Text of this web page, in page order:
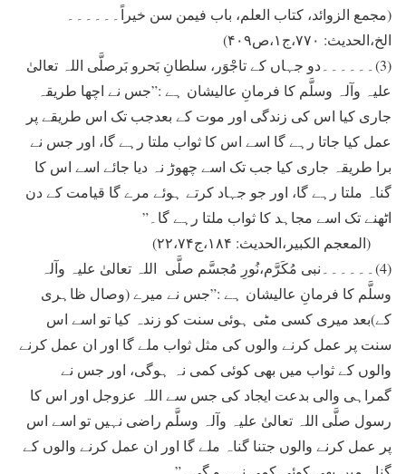
(مجمع الزوائد، کتاب العلم، باب فیمن سن خیراً۔۔۔۔۔۔
الخ،الحدیث: ۷۷۰،ج۱،ص۴۰۹)
(3)۔۔۔۔۔۔دو جہاں کے تاجْوَر، سلطانِ بَحرو بَرصلَّی اللہ تعالیٰ
علیہ وآلہ وسلَّم کا فرمانِ عالیشان ہے :”جس نے اچھا طریقہ
جاری کیا اس کی زندگی اور موت کے بعدجب تک اس طریقے پر
عمل کیا جاتا رہے گا اسے اس کا ثواب ملتا رہے گا، اور جس نے
برا طریقہ جاری کیا جب تک اسے چھوڑ نہ دیا جائے اسے اس کا
گناہ ملتا رہے گا، اور جو جہاد کرتے ہوئے مرے گا قیامت کے دن
اٹھنے تک اسے مجاہد کا ثواب ملتا رہے گا۔”
(المعجم الکبیر،الحدیث: ۱۸۴،ج۲۲،۷۴)
(4)۔۔۔۔۔۔نبی مُکَرَّم،نُورِ مُجسَّم صلَّی اللہ تعالیٰ علیہ وآلہ
وسلَّم کا فرمانِ عالیشان ہے :”جس نے میرے (وصال ظاہری
کے)بعد میری کسی مٹی ہوئی سنت کو زندہ کیا تو اسے اس
سنت پر عمل کرنے والوں کی مثل ثواب ملے گا اور ان عمل کرنے
والوں کے ثواب میں بھی کوئی کمی نہ ہوگی، اور جس نے
گمراہی والی بدعت ایجاد کی جس سے اللہ عزوجل اور اس کا
رسول صلَّی اللہ تعالیٰ علیہ وآلہ وسلَّم راضی نہیں تو اسے اس
پر عمل کرنے والوں جتنا گناہ ملے گا اور ان عمل کرنے والوں کے